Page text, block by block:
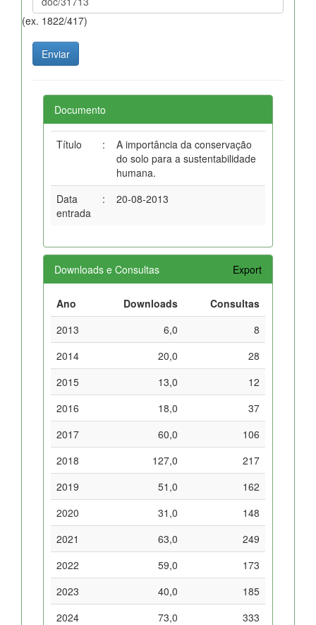
(ex. 1822/417)
Documento
Título :
A importância da conservação
do solo para a sustentabilidade
humana.
Data
entrada
: 20-08-2013
Downloads e Consultas Export
Ano Downloads
Consultas
2013
6,0
8
2014
20,0
28
2015
13,0
12
2016
18,0
37
2017
60,0
106
2018
127,0
217
2019
51,0
162
2020
31,0
148
2021
63,0
249
2022
59,0
173
2023
40,0
185
2024
73,0
333